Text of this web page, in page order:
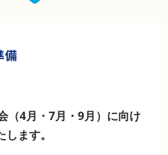
（4月・7月・9月）に向け
ます。